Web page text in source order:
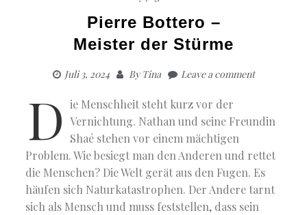
Pierre Bottero –
Meister der Stürme
Juli 3, 2024 ByTina Leave a comment
D ie Menschheit steht kurz vor der
Vernichtung. Nathan und seine Freundin
Shaé stehen vor einem mächtigen
Problem. Wie besiegt man den Anderen und rettet
die Menschen? Die Welt gerät aus den Fugen. Es
häufen sich Naturkatastrophen. Der Andere tarnt
sich als Mensch und muss feststellen, dass sein